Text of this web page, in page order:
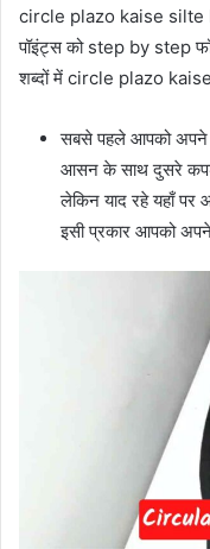
circle plazo kaise silte
पॉइंट्स को step by step
शब्दों में circle plazo kaise
सबसे पहले आपको
आसन के साथ दुसरे
लेकिन याद रहे यहाँ पर
इसी प्रकार आपको